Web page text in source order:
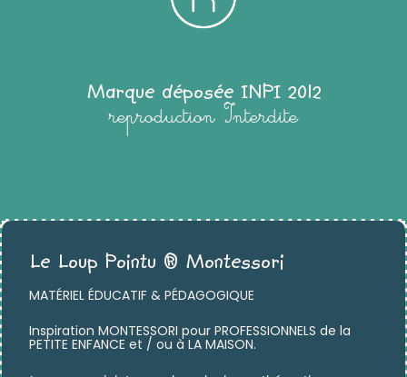
Marque déposée INPI 2012
reproduction Interdite
Le Loup Pointu ® Montessori
MATÉRIEL ÉDUCATIF & PÉDAGOGIQUE
Inspiration MONTESSORI pour PROFESSIONNELS de la
PETITE ENFANCE et / ou à LA MAISON.